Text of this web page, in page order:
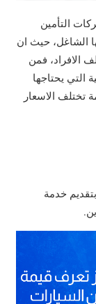
التأمين
الشاغل، حيث ان
الافراد، فمن
التي يحتاجها
تختلف الاسعار
خدمة